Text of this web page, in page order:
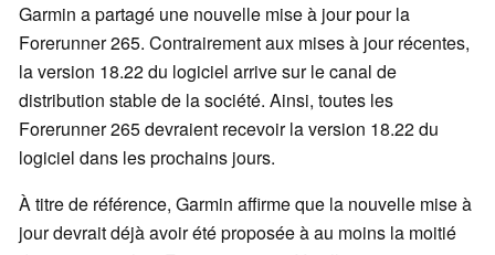
Garmin a partagé une nouvelle mise à jour pour la
Forerunner 265. Contrairement aux mises à jour récentes,
la version 18.22 du logiciel arrive sur le canal de
distribution stable de la société. Ainsi, toutes les
Forerunner 265 devraient recevoir la version 18.22 du
logiciel dans les prochains jours.
À titre de référence, Garmin affirme que la nouvelle mise à
jour devrait déjà avoir été proposée à au moins la moitié